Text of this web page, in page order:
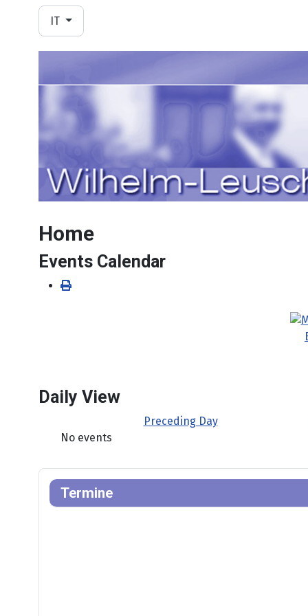
Seleziona la tua lingua
IT
Home
Events Calendar
Daily View
Preceding Day
No events
Termine